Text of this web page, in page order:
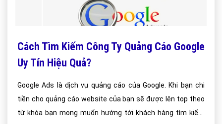
Cách Tìm Kiếm Công Ty Quảng Cáo Google
Uy Tín Hiệu Quả?
Google Ads là dịch vụ quảng cáo của Google. Khi bạn chi
tiền cho quảng cáo website của bạn sẽ được lên top theo
từ khóa bạn mong muốn hướng tới khách hàng tìm kiếm